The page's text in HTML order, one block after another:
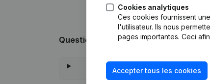
Questions fréquemment posées
Cookies analytiques
Ces cookies fournissent
l'utilisateur. Ils nous
pages importantes. Ceci
Accepter tous les cookies